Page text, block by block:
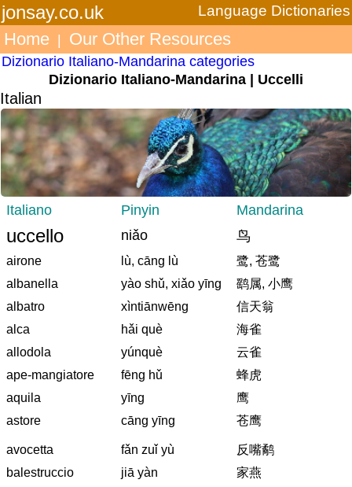
jonsay.co.uk Language Dictionaries
Home Our Other Resources
Dizionario Italiano-Mandarina categories
Dizionario Italiano-Mandarina | Uccelli
Italian
Italiano Pinyin Mandarina
uccello niǎo 鸟
airone lù, cāng lù
鹭, 苍鹭
albanella
yào shǔ, xiǎo yīng
鹞属, 小鹰
albatro
xìntiānwēng
信天翁
alca
hǎi què
海雀
allodola
yúnquè
云雀
ape-mangiatore
fēng hǔ
蜂虎
aquila
yīng
鹰
astore
cāng yīng 苍鹰
avocetta fǎn zuǐ yù
反嘴鹬
balestruccio
jiā yàn
家燕